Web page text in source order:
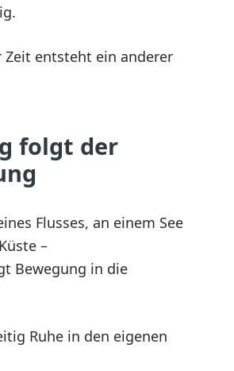
Zeit entsteht ein anderer
folgt der
Flusses, an einem See
–
Bewegung in die
Ruhe in den eigenen